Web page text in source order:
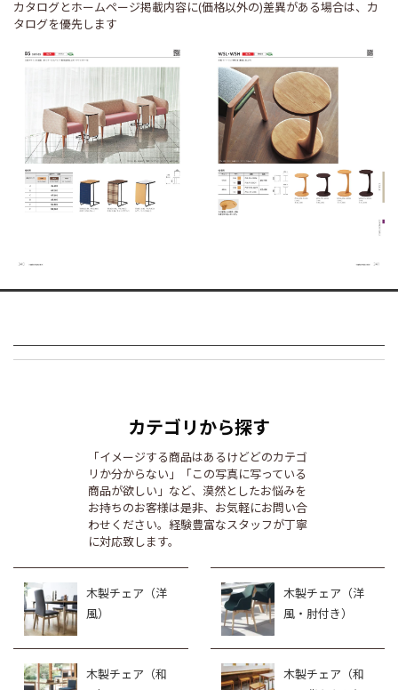
カタログとホームページ掲載内容に(価格以外の)差異がある場合は、カ
タログを優先します
カテゴリから探す
「イメージする商品はあるけどどのカテゴ
リか分からない」「この写真に写っている
商品が欲しい」など、漠然としたお悩みを
お持ちのお客様は是非、お気軽にお問い合
わせください。経験豊富なスタッフが丁寧
に対応致します。
木製チェア（洋
風）
木製チェア（洋
風・肘付き）
木製チェア（和
木製チェア（和